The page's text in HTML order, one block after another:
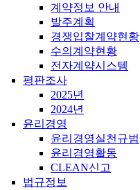
계약정보 안내
발주계획
경쟁입찰계약현황
수의계약현황
전자계약시스템
평판조사
2025년
2024년
윤리경영
윤리경영실천규범
윤리경영활동
CLEAN신고
법규정보